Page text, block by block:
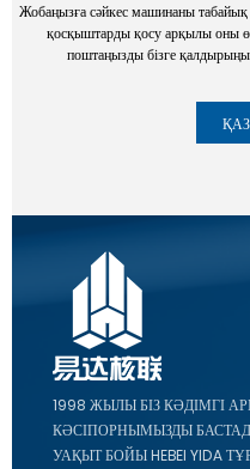
Жобаңызға сәйкес машинаны табайық
қосқыштарды қосу арқылы оны
поштаңызды бізге
1998 ЖЫЛЫ БІЗ КӘДІМГІ
КӘСІПОРНЫМЫЗДЫ
УАҚЫТ БОЙЫ HEBEI YIDA